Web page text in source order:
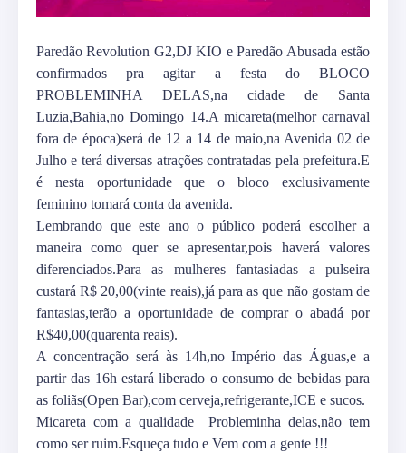
Paredão Revolution G2,DJ KIO e Paredão Abusada estão
confirmados pra agitar a festa do BLOCO
PROBLEMINHA DELAS,na cidade de Santa
Luzia,Bahia,no Domingo 14.A micareta(melhor carnaval
fora de época)será de 12 a 14 de maio,na Avenida 02 de
Julho e terá diversas atrações contratadas pela prefeitura.E
é nesta oportunidade que o bloco exclusivamente
feminino tomará conta da avenida.
Lembrando que este ano o público poderá escolher a
maneira como quer se apresentar,pois haverá valores
diferenciados.Para as mulheres fantasiadas a pulseira
custará R$ 20,00(vinte reais),já para as que não gostam de
fantasias,terão a oportunidade de comprar o abadá por
R$40,00(quarenta reais).
A concentração será às 14h,no Império das Águas,e a
partir das 16h estará liberado o consumo de bebidas para
as foliãs(Open Bar),com cerveja,refrigerante,ICE e sucos.
Micareta com a qualidade Probleminha delas,não tem
como ser ruim.Esqueça tudo e Vem com a gente !!!